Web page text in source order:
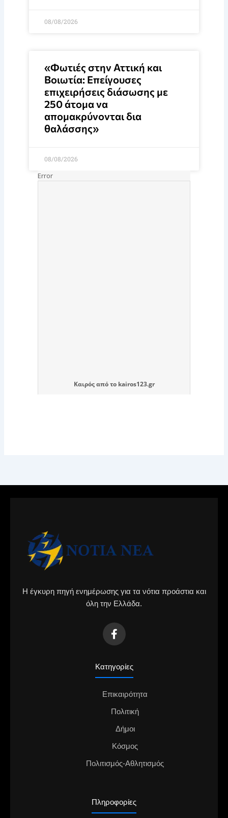
08/08/2026
«Φωτιές στην Αττική και
Βοιωτία: Επείγουσες
επιχειρήσεις διάσωσης με
250 άτομα να
απομακρύνονται δια
θαλάσσης»
08/08/2026
Καιρόςαπό το kairos123.gr
Η έγκυρη πηγή ενημέρωσης για τα νότια προάστια και
όλη την Ελλάδα.
Κατηγορίες
Επικαιρότητα
Πολιτική
Δήμοι
Κόσμος
Πολιτισμός-Αθλητισμός
Πληροφορίες